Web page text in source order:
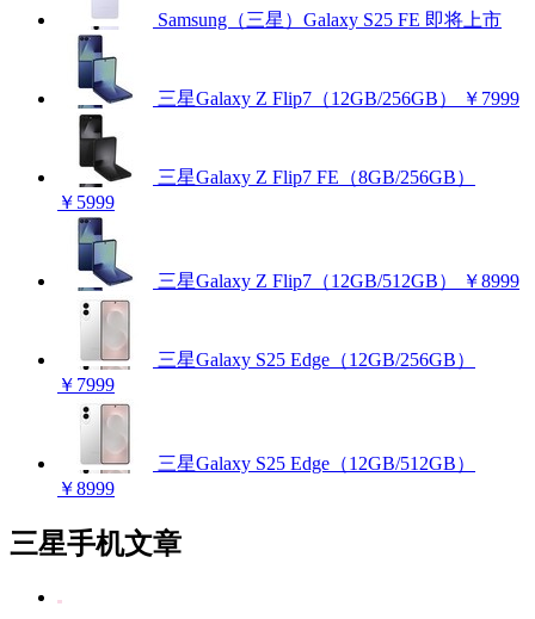
Samsung（三星）Galaxy S25 FE 即将上市
三星Galaxy Z Flip7（12GB/256GB） ￥7999
三星Galaxy Z Flip7 FE（8GB/256GB）
￥5999
三星Galaxy Z Flip7（12GB/512GB） ￥8999
三星Galaxy S25 Edge（12GB/256GB）
￥7999
三星Galaxy S25 Edge（12GB/512GB）
￥8999
三星手机文章